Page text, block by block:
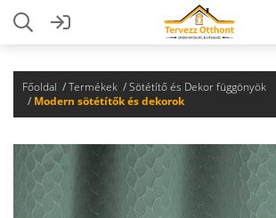
Főoldal Termékek
Sötétítő és Dekor függönyök
Modern sötétítők és dekorok